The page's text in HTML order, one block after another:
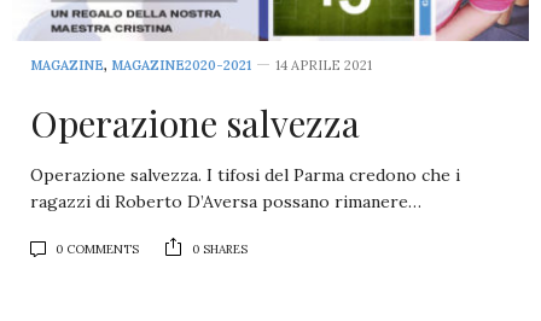
MAGAZINE, MAGAZINE2020-2021 14 APRILE 2021
Operazione salvezza
Operazione salvezza. I tifosi del Parma credono che i
ragazzi di Roberto D’Aversa possano rimanere…
0 COMMENTS 0 SHARES